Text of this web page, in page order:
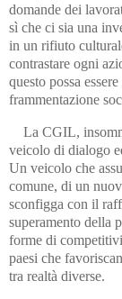
domande dei
sì che ci sia una
in un rifiuto
contrastare ogni
questo possa
frammentazione
La CGIL,
veicolo di dialogo
Un veicolo che
comune, di un
sconfigga con il
superamento della
forme di
paesi che
tra realtà diverse.